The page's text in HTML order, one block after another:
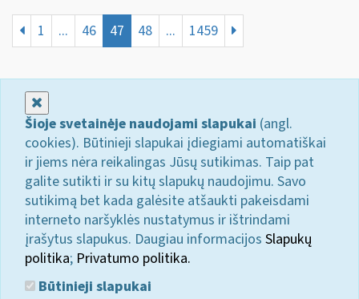
1 ... 46 47 48 ... 1459
Šioje svetainėje naudojami slapukai (angl.
cookies). Būtinieji slapukai įdiegiami automatiškai
ir jiems nėra reikalingas Jūsų sutikimas. Taip pat
galite sutikti ir su kitų slapukų naudojimu. Savo
sutikimą bet kada galėsite atšaukti pakeisdami
interneto naršyklės nustatymus ir ištrindami
įrašytus slapukus. Daugiau informacijos Slapukų
politika; Privatumo politika.
Būtinieji slapukai